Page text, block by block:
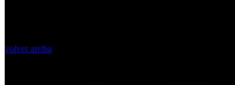
volver arriba